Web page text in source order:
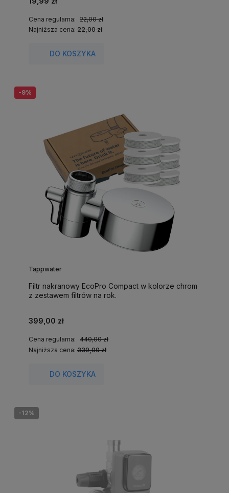
Cena regularna: 22,00 zł
Najniższa cena: 22,00 zł
DO KOSZYKA
Tappwater
Filtr nakranowy EcoPro Compact w kolorze chrom
z zestawem filtrów na rok.
399,00 zł
Cena regularna: 440,00 zł
Najniższa cena: 339,00 zł
DO KOSZYKA
-9%
-12%